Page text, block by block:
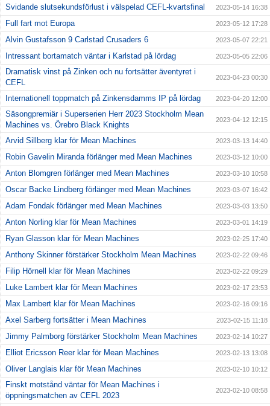
Svidande slutsekundsförlust i välspelad CEFL-kvartsfinal 2023-05-14 16:38
Full fart mot Europa 2023-05-12 17:28
Alvin Gustafsson 9 Carlstad Crusaders 6 2023-05-07 22:21
Intressant bortamatch väntar i Karlstad på lördag 2023-05-05 22:06
Dramatisk vinst på Zinken och nu fortsätter äventyret i
CEFL
2023-04-23 00:30
Internationell toppmatch på Zinkensdamms IP på lördag 2023-04-20 12:00
Säsongpremiär i Superserien Herr 2023 Stockholm Mean
Machines vs. Örebro Black Knights
2023-04-12 12:15
Arvid Sillberg klar för Mean Machines 2023-03-13 14:40
Robin Gavelin Miranda förlänger med Mean Machines 2023-03-12 10:00
Anton Blomgren förlänger med Mean Machines 2023-03-10 10:58
Oscar Backe Lindberg förlänger med Mean Machines 2023-03-07 16:42
Adam Fondak förlänger med Mean Machines 2023-03-03 13:50
Anton Norling klar för Mean Machines 2023-03-01 14:19
Ryan Glasson klar för Mean Machines 2023-02-25 17:40
Anthony Skinner förstärker Stockholm Mean Machines 2023-02-22 09:46
Filip Hörnell klar för Mean Machines 2023-02-22 09:29
Luke Lambert klar för Mean Machines 2023-02-17 23:53
Max Lambert klar för Mean Machines 2023-02-16 09:16
Axel Sarberg fortsätter i Mean Machines 2023-02-15 11:18
Jimmy Palmborg förstärker Stockholm Mean Machines 2023-02-14 10:27
Elliot Ericsson Reer klar för Mean Machines 2023-02-13 13:08
Oliver Langlais klar för Mean Machines 2023-02-10 10:12
Finskt motstånd väntar för Mean Machines i
öppningsmatchen av CEFL 2023
2023-02-10 08:58